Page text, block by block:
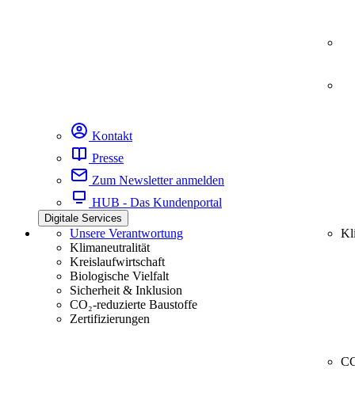
Kontakt
Presse
Zum Newsletter anmelden
HUB - Das Kundenportal
Digitale Services
Unsere Verantwortung
Klimaneutralität
Kreislaufwirtschaft
Biologische Vielfalt
Sicherheit & Inklusion
CO₂-reduzierte Baustoffe
Zertifizierungen